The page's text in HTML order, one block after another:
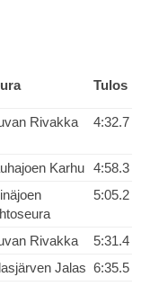
Tulos
Rivakka 4:32.7
Karhu 4:58.3
5:05.2
Rivakka
5:31.4
Jalas 6:35.5